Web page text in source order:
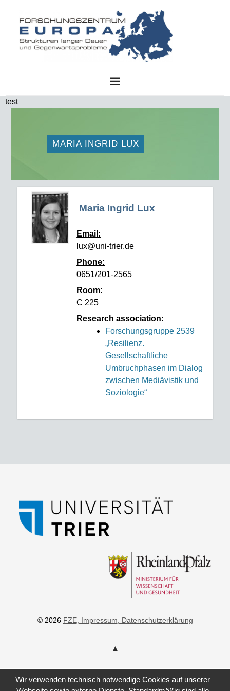
test
MARIA INGRID LUX
Maria Ingrid Lux
Email:
lux@uni-trier.de
Phone:
0651/201-2565
Room:
C 225
Research association:
Forschungsgruppe 2539
„Resilienz.
Gesellschaftliche
Umbruchphasen im Dialog
zwischen Mediävistik und
Soziologie“
© 2026 FZE, Impressum, Datenschutzerklärung
Wir verwenden technisch notwendige Cookies auf unserer